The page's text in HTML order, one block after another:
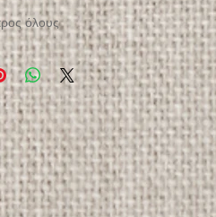
όλους
και σε μη μέλη